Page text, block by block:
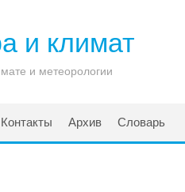
и климат
и метеорологии
Контакты Архив Словарь